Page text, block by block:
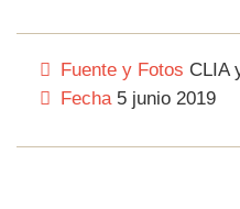
Fuente y Fotos CLIA
Fecha5 junio 2019